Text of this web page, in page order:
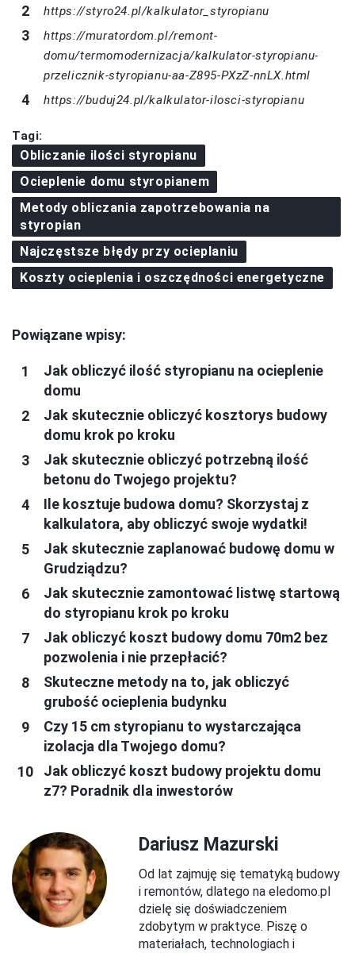
https://styro24.pl/kalkulator_styropianu
https://muratordom.pl/remont-
domu/termomodernizacja/kalkulator-styropianu-
przelicznik-styropianu-aa-Z895-PXzZ-nnLX.html
https://buduj24.pl/kalkulator-ilosci-styropianu
Tagi:
Obliczanie ilości styropianu
Ocieplenie domu styropianem
Metody obliczania zapotrzebowania na
styropian
Najczęstsze błędy przy ocieplaniu
Koszty ocieplenia i oszczędności energetyczne
Powiązane wpisy:
Jak obliczyć ilość styropianu na ocieplenie
domu
Jak skutecznie obliczyć kosztorys budowy
domu krok po kroku
Jak skutecznie obliczyć potrzebną ilość
betonu do Twojego projektu?
Ile kosztuje budowa domu? Skorzystaj z
kalkulatora, aby obliczyć swoje wydatki!
Jak skutecznie zaplanować budowę domu w
Grudziądzu?
Jak skutecznie zamontować listwę startową
do styropianu krok po kroku
Jak obliczyć koszt budowy domu 70m2 bez
pozwolenia i nie przepłacić?
Skuteczne metody na to, jak obliczyć
grubość ocieplenia budynku
Czy 15 cm styropianu to wystarczająca
izolacja dla Twojego domu?
Jak obliczyć koszt budowy projektu domu
z7? Poradnik dla inwestorów
Dariusz Mazurski
Od lat zajmuję się tematyką budowy
i remontów, dlatego na eledomo.pl
dzielę się doświadczeniem
zdobytym w praktyce. Piszę o
materiałach, technologiach i